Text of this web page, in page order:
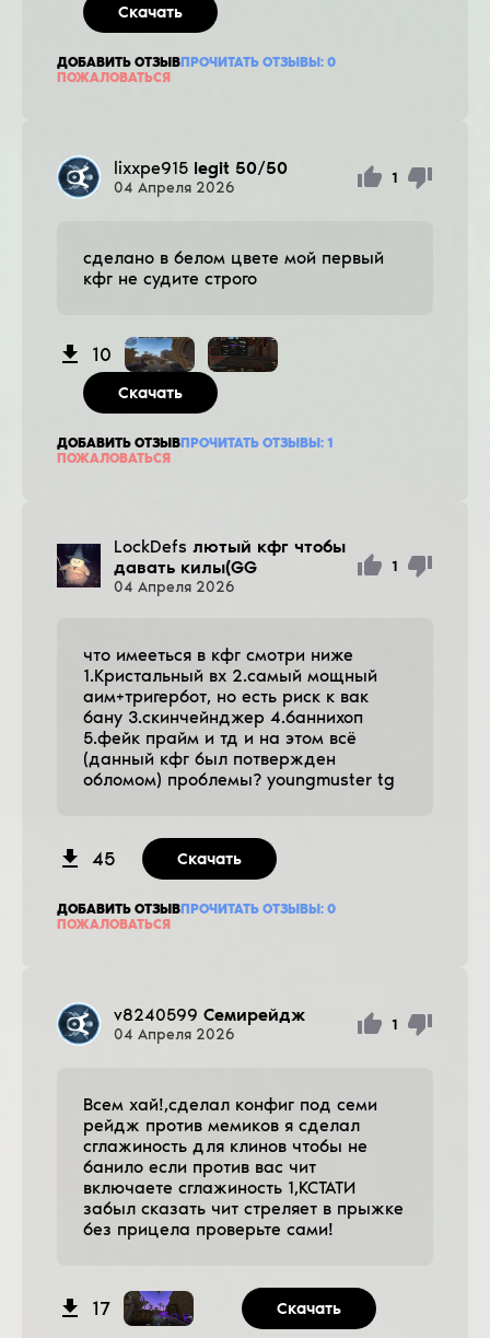
Скачать
ДОБАВИТЬ ОТЗЫВПРОЧИТАТЬ ОТЗЫВЫ: 0
ПОЖАЛОВАТЬСЯ
lixxpe915 legit 50/50
04 Апреля 2026
1
сделано в белом цвете мой первый
кфг не судите строго
10
Скачать
ДОБАВИТЬ ОТЗЫВПРОЧИТАТЬ ОТЗЫВЫ: 1
ПОЖАЛОВАТЬСЯ
LockDefs лютый кфг чтобы
давать килы(GG
04 Апреля 2026
1
что имееться в кфг смотри ниже
1.Кристальный вх 2.самый мощный
аим+тригербот, но есть риск к вак
бану 3.скинчейнджер 4.баннихоп
5.фейк прайм и тд и на этом всё
(данный кфг был потвержден
обломом) проблемы? youngmuster tg
45 Скачать
ДОБАВИТЬ ОТЗЫВПРОЧИТАТЬ ОТЗЫВЫ: 0
ПОЖАЛОВАТЬСЯ
v8240599 Семирейдж
04 Апреля 2026
1
Всем хай!,сделал конфиг под семи
рейдж против мемиков я сделал
сглажиность для клинов чтобы не
банило если против вас чит
включаете сглажиность 1,КСТАТИ
забыл сказать чит стреляет в прыжке
без прицела проверьте сами!
17 Скачать